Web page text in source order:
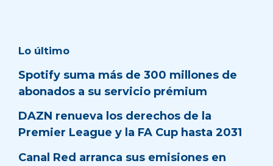
Lo último
Spotify suma más de 300 millones de
abonados a su servicio prémium
DAZN renueva los derechos de la
Premier League y la FA Cup hasta 2031
Canal Red arranca sus emisiones en